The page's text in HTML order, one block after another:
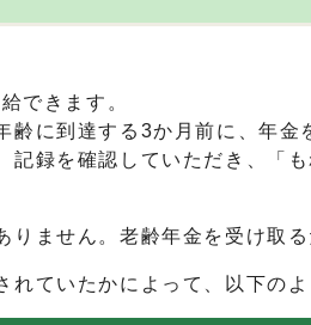
できます。
に到達する3か月前に、年
録を確認していただき、「
ません。老齢年金を受け取
ていたかによって、以下のよ